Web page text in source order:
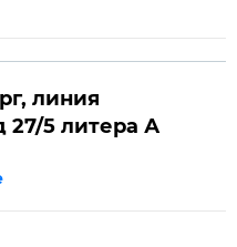
линия
27/5 литера А